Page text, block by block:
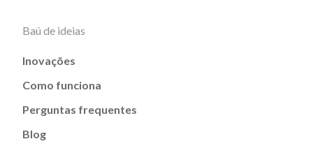
Baú de ideias
Inovações
Como funciona
Perguntas frequentes
Blog